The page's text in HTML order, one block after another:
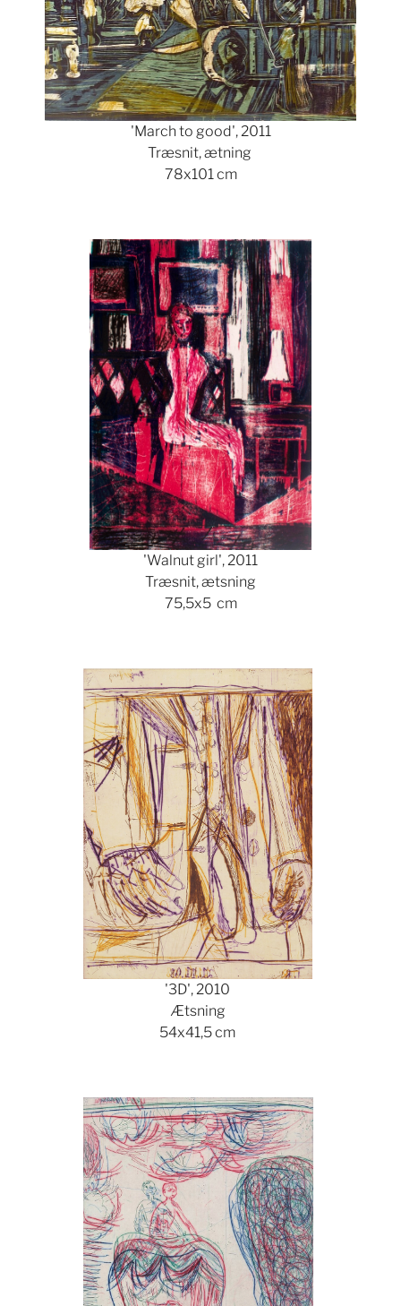
'March to good', 2011
Træsnit, ætning
78x101 cm
Show larger version
'Walnut girl', 2011
Træsnit, ætsning
75,5x5 cm
Show larger version
'3D', 2010
Ætsning
54x41,5 cm
Show larger version